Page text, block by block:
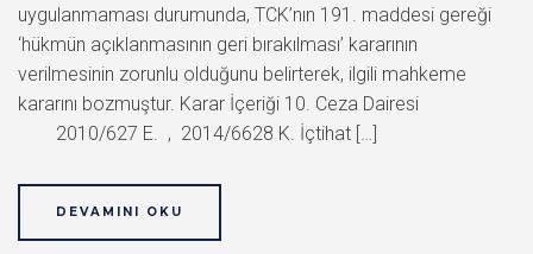
uygulanmaması durumunda, TCK’nın 191. maddesi gereği
‘hükmün açıklanmasının geri bırakılması’ kararının
verilmesinin zorunlu olduğunu belirterek, ilgili mahkeme
kararını bozmuştur. Karar İçeriği 10. Ceza Dairesi
2010/627 E. , 2014/6628 K. İçtihat […]
DEVAMINI OKU